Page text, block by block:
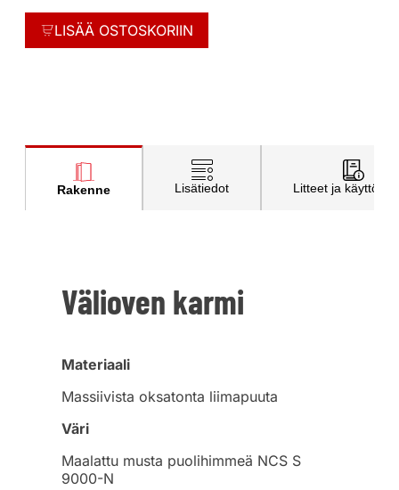
LISÄÄ OSTOSKORIIN
Rakenne Lisätiedot Litteet ja
Välioven karmi
Materiaali
Massiivista oksatonta liimapuuta
Väri
Maalattu musta puolihimmeä NCS S
9000-N